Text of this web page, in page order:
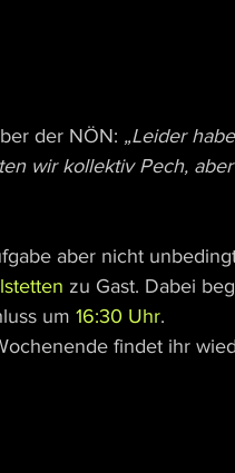
der NÖN: „Leider
wir kollektiv Pech,
aber nicht
zu Gast. Dabei
um 16:30 Uhr.
findet ihr